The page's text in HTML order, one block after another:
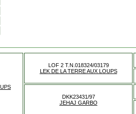
LOF 2 T.N.018324/03179
LEK DE LA TERRE AUX LOUPS
DKK23431/97
JEHAJ GARBO